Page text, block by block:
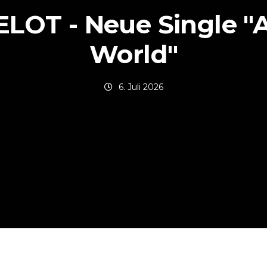
- Neue Single
World"
6. Juli 2026